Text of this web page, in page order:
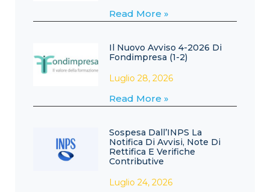
Read More »
Il Nuovo Avviso 4-2026 Di
Fondimpresa (1-2)
Luglio 28, 2026
Read More »
Sospesa Dall’INPS La
Notifica Di Avvisi, Note Di
Rettifica E Verifiche
Contributive
Luglio 24, 2026